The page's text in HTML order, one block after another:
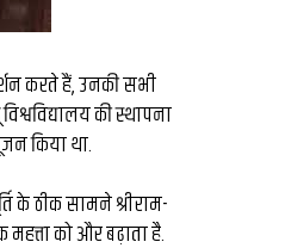
करते हैं, उनकी सभी
की स्थापना
किया था.
के ठीक सामने श्रीराम-
को और बढ़ाता है.